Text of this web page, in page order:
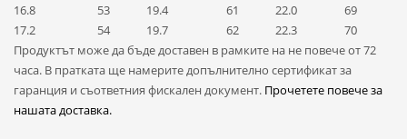
16.8
53 19.4 61 22.0
69
17.2
54 19.7 62 22.3
70
Продуктът може да бъде доставен в рамките на не повече от 72
часа. В пратката ще намерите допълнително сертификат за
гаранция и съответния фискален документ. Прочетете повече за
нашата доставка.